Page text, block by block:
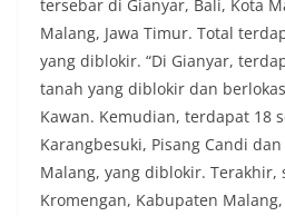
tersebar di Gianyar, Bali, Kota
Malang, Jawa Timur. Total
yang diblokir. “Di Gianyar,
tanah yang diblokir dan
Kawan. Kemudian, terdapat 18
Karangbesuki, Pisang Candi
Malang, yang diblokir.
Kromengan, Kabupaten